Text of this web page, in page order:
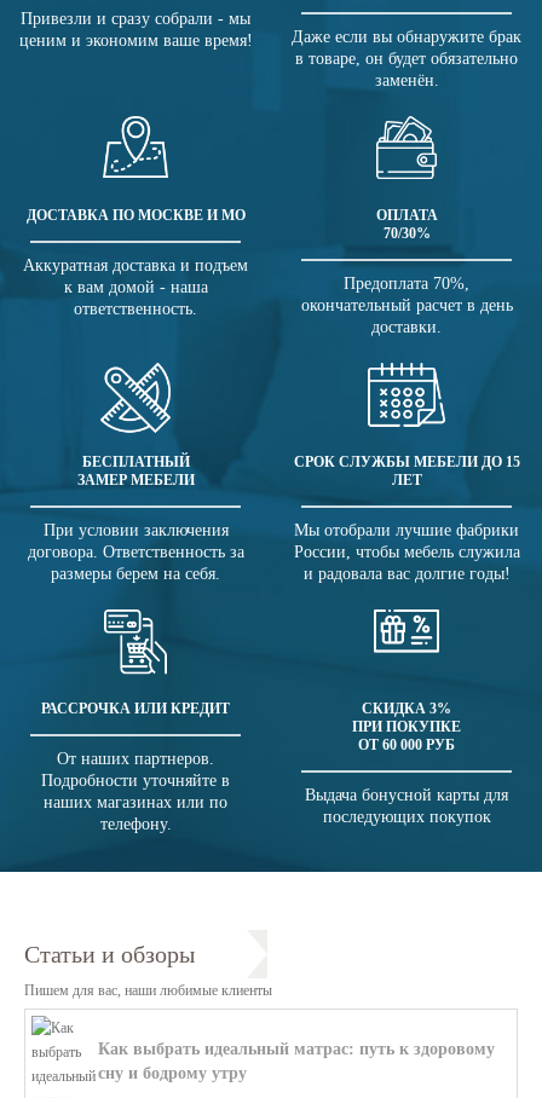
Привезли и сразу собрали - мы
ценим и экономим ваше время!
Даже если вы обнаружите брак
в товаре, он будет обязательно
заменён.
ДОСТАВКА ПО МОСКВЕ И МО
Аккуратная доставка и подъем
к вам домой - наша
ответственность.
ОПЛАТА
70/30%
Предоплата 70%,
окончательный расчет в день
доставки.
БЕСПЛАТНЫЙ
ЗАМЕР МЕБЕЛИ
При условии заключения
договора. Ответственность за
размеры берем на себя.
СРОК СЛУЖБЫ МЕБЕЛИ ДО 15
ЛЕТ
Мы отобрали лучшие фабрики
России, чтобы мебель служила
и радовала вас долгие годы!
РАССРОЧКА ИЛИ КРЕДИТ
От наших партнеров.
Подробности уточняйте в
наших магазинах или по
телефону.
СКИДКА 3%
ПРИ ПОКУПКЕ
ОТ 60 000 РУБ
Выдача бонусной карты для
последующих покупок
Статьи и обзоры
Пишем для вас, наши любимые клиенты
Как выбрать идеальный матрас: путь к здоровому
сну и бодрому утру